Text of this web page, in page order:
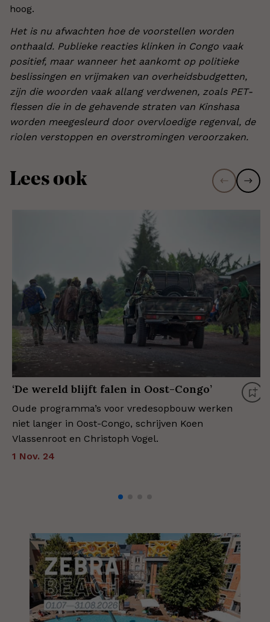
hoog.
Het is nu afwachten hoe de voorstellen worden
onthaald. Publieke reacties klinken in Congo vaak
positief, maar wanneer het aankomt op politieke
beslissingen en vrijmaken van overheidsbudgetten,
zijn die woorden vaak allang verdwenen, zoals PET-
flessen die in de gehavende straten van Kinshasa
worden meegesleurd door overvloedige regenval, de
riolen verstoppen en overstromingen veroorzaken.
Lees ook
‘De wereld blijft falen in Oost-Congo’
Oude programma’s voor vredesopbouw werken
niet langer in Oost-Congo, schrijven Koen
Vlassenroot en Christoph Vogel.
1 Nov. 24